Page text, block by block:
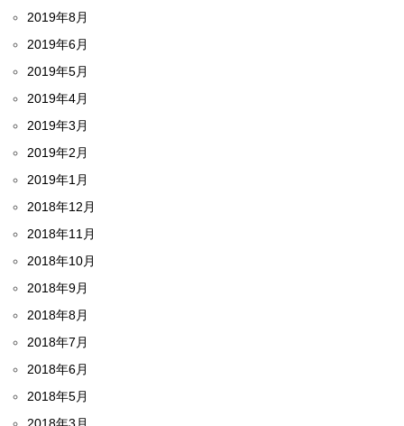
2019年8月
2019年6月
2019年5月
2019年4月
2019年3月
2019年2月
2019年1月
2018年12月
2018年11月
2018年10月
2018年9月
2018年8月
2018年7月
2018年6月
2018年5月